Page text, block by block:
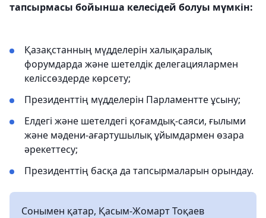
тапсырмасы бойынша келесідей болуы мүмкін:
Қазақстанның мүдделерін халықаралық
форумдарда және шетелдік делегациялармен
келіссөздерде көрсету;
Президенттің мүдделерін Парламентте ұсыну;
Елдегі және шетелдегі қоғамдық-саяси, ғылыми
және мәдени-ағартушылық ұйымдармен өзара
әрекеттесу;
Президенттің басқа да тапсырмаларын орындау.
Сонымен қатар, Қасым-Жомарт Тоқаев